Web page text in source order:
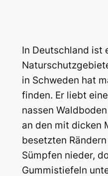
In Deutschland ist
in Schweden hat
finden. Er liebt
nassen
an den mit dicken
besetzten
Sümpfen nieder,
Gummistiefeln